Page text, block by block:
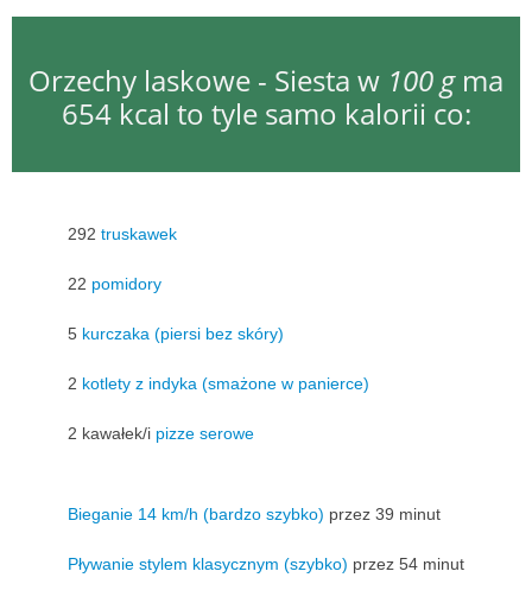
Orzechy laskowe - Siesta w 100 gma
654 kcal to tyle samo kalorii co:
292 truskawek
22 pomidory
5 kurczaka (piersi bez skóry)
2 kotlety z indyka (smażone w panierce)
2 kawałek/i pizze serowe
Bieganie 14 km/h (bardzo szybko) przez 39 minut
Pływanie stylem klasycznym (szybko) przez 54 minut